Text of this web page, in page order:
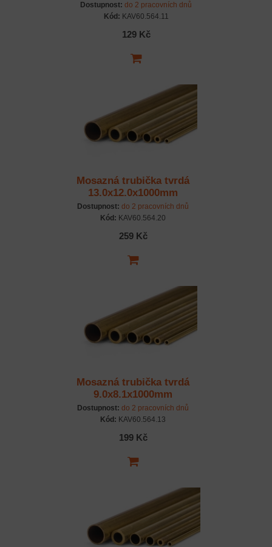
Dostupnost: do 2 pracovních dnů
Kód: KAV60.564.11
129 Kč
Mosazná trubička tvrdá
13.0x12.0x1000mm
Dostupnost: do 2 pracovních dnů
Kód: KAV60.564.20
259 Kč
Mosazná trubička tvrdá
9.0x8.1x1000mm
Dostupnost: do 2 pracovních dnů
Kód: KAV60.564.13
199 Kč